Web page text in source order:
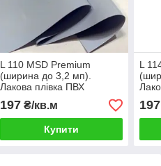
L 110 MSD Premium
(ширина до 3,2 мп).
Лакова плівка ПВХ
197₴/кв.м
Купити
L
197